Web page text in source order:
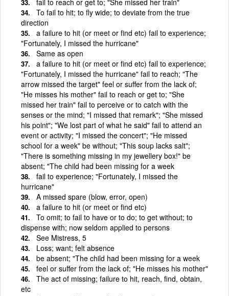
To fail to hit; to fly wide; to deviate from the true
direction
a failure to hit (or meet or find etc) fail to experience;
"Fortunately, I missed the hurricane"
Same as open
a failure to hit (or meet or find etc) fail to experience;
"Fortunately, I missed the hurricane" fail to reach; "The
arrow missed the target" feel or suffer from the lack of;
"He misses his mother" fail to reach or get to; "She
missed her train" fail to perceive or to catch with the
senses or the mind; "I missed that remark"; "She missed
his point"; "We lost part of what he said" fail to attend an
event or activity; "I missed the concert"; "He missed
school for a week" be without; "This soup lacks salt";
"There is something missing in my jewellery box!" be
absent; "The child had been missing for a week
fail to experience; "Fortunately, I missed the
hurricane"
A missed spare (blow, error, open)
a failure to hit (or meet or find etc)
To omit; to fail to have or to do; to get without; to
dispense with; now seldom applied to persons
See Mistress, 5
Loss; want; felt absence
be absent; "The child had been missing for a week
feel or suffer from the lack of; "He misses his mother"
The act of missing; failure to hit, reach, find, obtain,
etc